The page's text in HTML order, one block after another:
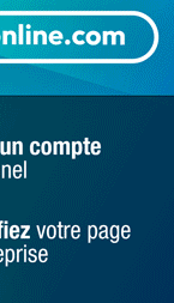
en tant que
immobilières
du